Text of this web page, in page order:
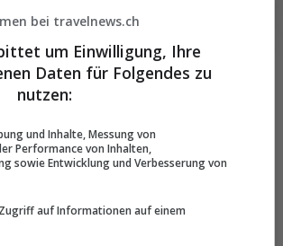
Hotel.
Beach.
Only.
Meryan.
Hotel.
bei travelnews.ch
um Einwilligung, Ihre
Daten für Folgendes zu
nutzen:
und Inhalte, Messung von
Performance von Inhalten,
sowie Entwicklung und Verbesserung von
auf Informationen auf einem